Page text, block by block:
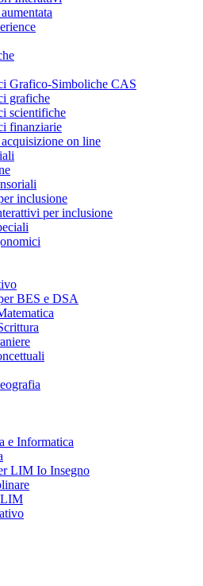
Grafico-Simboliche CAS
grafiche
scientifiche
finanziarie
on line
inclusione
per inclusione
BES e DSA
e Informatica
LIM Io Insegno